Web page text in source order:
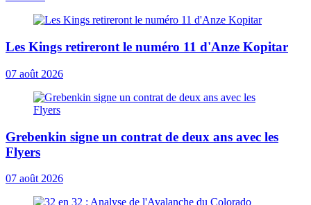
Les Kings retireront le numéro 11 d'Anze Kopitar
07 août 2026
Grebenkin signe un contrat de deux ans avec les
Flyers
07 août 2026